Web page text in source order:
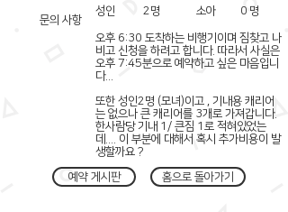
문의 사항
성인
2명 소아 0 명
오후 6:30 도착하는 비행기이며 짐찾고 나
비고 신청을 하려고 합니다. 따라서 사실은
오후 7:45분으로 예약하고 싶은 마음입니
다...
또한 성인2명 (모녀)이고 , 기내용 캐리어
는 없으나 큰 캐리어를 3개로 가져갑니다.
한사람당 기내 1/ 큰짐 1로 적혀있었는
데.... 이 부분에 대해서 혹시 추가비용이 발
생할까요 ?
예약 게시판
홈으로 돌아가기